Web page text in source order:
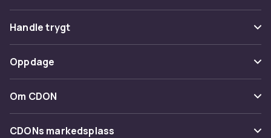
Vanlige spørsmål
Spor pakke
Angre & returner her
Kontakt oss
Handle trygt
Betaling
Levering
Tilbakekallinger
Oppdage
Kategorier
Varemerker
Om CDON
Om oss
CDONs markedsplass